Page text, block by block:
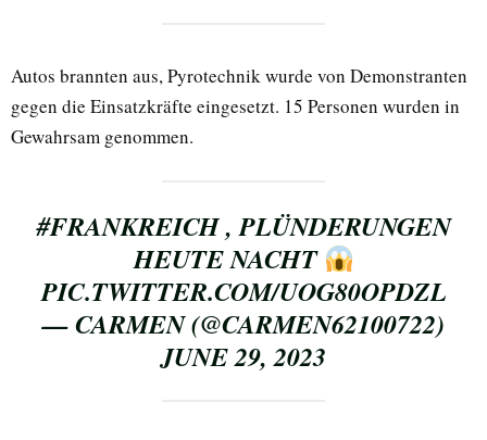
Autos brannten aus, Pyrotechnik wurde von Demonstranten
gegen die Einsatzkräfte eingesetzt. 15 Personen wurden in
Gewahrsam genommen.
#FRANKREICH, PLÜNDERUNGEN
HEUTE NACHT
PIC.TWITTER.COM/UOG80OPDZL
— CARMEN (@CARMEN62100722)
JUNE 29, 2023